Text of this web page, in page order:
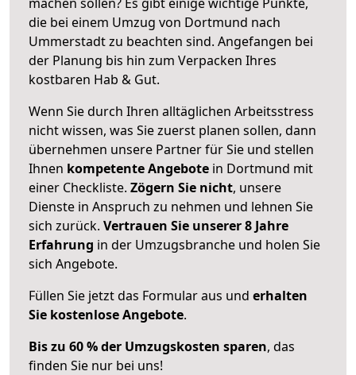
die bei einem Umzug von Dortmund nach
Ummerstadt zu beachten sind. Angefangen bei
der Planung bis hin zum Verpacken Ihres
kostbaren Hab & Gut.
Wenn Sie durch Ihren alltäglichen Arbeitsstress
nicht wissen, was Sie zuerst planen sollen, dann
übernehmen unsere Partner für Sie und stellen
Ihnen kompetente Angebote in Dortmund mit
einer Checkliste. Zögern Sie nicht, unsere
Dienste in Anspruch zu nehmen und lehnen Sie
sich zurück. Vertrauen Sie unserer 8 Jahre
Erfahrung in der Umzugsbranche und holen Sie
sich Angebote.
Füllen Sie jetzt das Formular aus und erhalten
Sie kostenlose Angebote.
Bis zu 60 % der Umzugskosten sparen, das
finden Sie nur bei uns!